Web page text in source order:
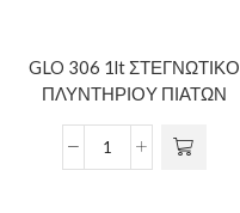
GLO 306 1lt ΣΤΕΓΝΩΤΙΚΟ
ΠΛΥΝΤΗΡΙΟΥ ΠΙΑΤΩΝ